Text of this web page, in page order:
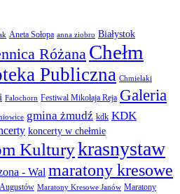
Aneta Sołopa anna ziobro Białystok
Różana Chełm
Publiczna Chmielaki
Falochorn Festiwal Mikołaja Reja Galeria
gmina żmudź kdk KDK
koncerty w chełmie
Kulturykrasnystaw
- Wal maratony kresowe
Maratony Kresowe Janów Maratony